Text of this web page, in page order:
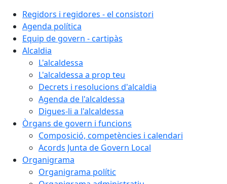
Regidors i regidores - el consistori
Agenda política
Equip de govern - cartipàs
Alcaldia
L'alcaldessa
L'alcaldessa a prop teu
Decrets i resolucions d'alcaldia
Agenda de l'alcaldessa
Digues-li a l'alcaldessa
Òrgans de govern i funcions
Composició, competències i calendari
Acords Junta de Govern Local
Organigrama
Organigrama polític